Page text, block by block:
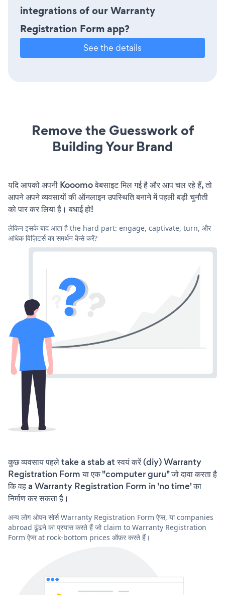
integrations of our Warranty
Registration Form app?
See the details
Remove the Guesswork of
Building Your Brand
यदि आपको अपनी Kooomo वेबसाइट मिल गई है और आप चल रहे हैं, तो
आपने अपने व्यवसायों की ऑनलाइन उपस्थिति बनाने में पहली बड़ी चुनौती
को पार कर लिया है। बधाई हो!
लेकिन इसके बाद आता है the hard part: engage, captivate, turn, और
अधिक विज़िटर्स का समर्थन कैसे करें?
कुछ व्यवसाय पहले take a stab at स्वयं करें (diy) Warranty
Registration Form या एक "computer guru" जो दावा करता है
कि वह a Warranty Registration Form in 'no time' का
निर्माण कर सकता है।
अन्य लोग ओपन सोर्स Warranty Registration Form ऐप्स, या companies
abroad ढूंढने का प्रयास करते हैं जो claim to Warranty Registration
Form ऐप्स at rock-bottom prices ऑफ़र करते हैं।